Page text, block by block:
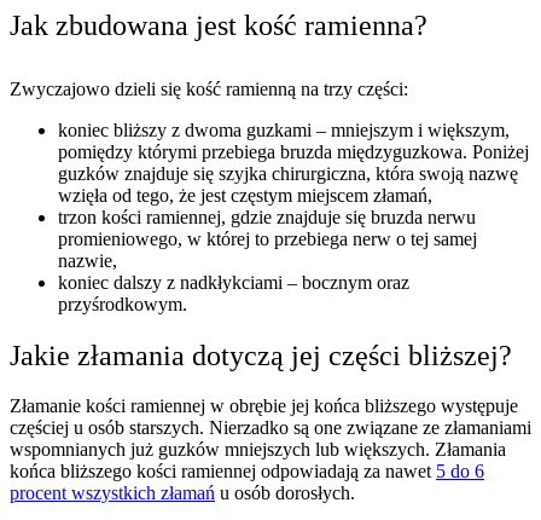
Jak zbudowana jest kość ramienna?
Zwyczajowo dzieli się kość ramienną na trzy części:
koniec bliższy z dwoma guzkami – mniejszym i większym,
pomiędzy którymi przebiega bruzda międzyguzkowa. Poniżej
guzków znajduje się szyjka chirurgiczna, która swoją nazwę
wzięła od tego, że jest częstym miejscem złamań,
trzon kości ramiennej, gdzie znajduje się bruzda nerwu
promieniowego, w której to przebiega nerw o tej samej
nazwie,
koniec dalszy z nadkłykciami – bocznym oraz
przyśrodkowym.
Jakie złamania dotyczą jej części bliższej?
Złamanie kości ramiennej w obrębie jej końca bliższego występuje
częściej u osób starszych. Nierzadko są one związane ze złamaniami
wspomnianych już guzków mniejszych lub większych. Złamania
końca bliższego kości ramiennej odpowiadają za nawet 5 do 6
procent wszystkich złamań u osób dorosłych.